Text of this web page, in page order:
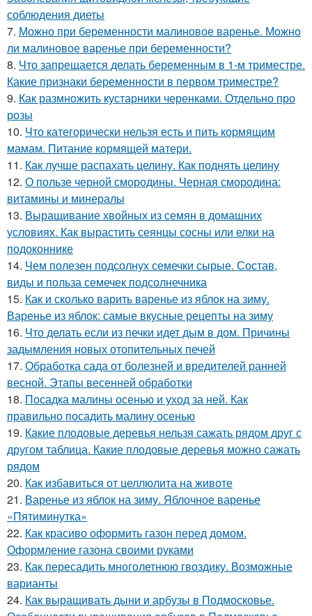
соблюдения диеты
7. Можно при беременности малиновое варенье. Можно
ли малиновое варенье при беременности?
8. Что запрещается делать беременным в 1-м триместре.
Какие признаки беременности в первом триместре?
9. Как размножить кустарники черенками. Отдельно про
розы
10. Что категорически нельзя есть и пить кормящим
мамам. Питание кормящей матери.
11. Как лучше распахать целину. Как поднять целину
12. О пользе черной смородины. Черная смородина:
витамины и минералы
13. Выращивание хвойных из семян в домашних
условиях. Как вырастить сеянцы сосны или елки на
подоконнике
14. Чем полезен подсолнух семечки сырые. Состав,
виды и польза семечек подсолнечника
15. Как и сколько варить варенье из яблок на зиму.
Варенье из яблок: самые вкусные рецепты на зиму
16. Что делать если из печки идет дым в дом. Причины
задымления новых отопительных печей
17. Обработка сада от болезней и вредителей ранней
весной. Этапы весенней обработки
18. Посадка малины осенью и уход за ней. Как
правильно посадить малину осенью
19. Какие плодовые деревья нельзя сажать рядом друг с
другом таблица. Какие плодовые деревья можно сажать
рядом
20. Как избавиться от целлюлита на животе
21. Варенье из яблок на зиму. Яблочное варенье
«Пятиминутка»
22. Как красиво оформить газон перед домом.
Оформление газона своими руками
23. Как пересадить многолетнюю гвоздику. Возможные
варианты
24. Как выращивать дыни и арбузы в Подмосковье.